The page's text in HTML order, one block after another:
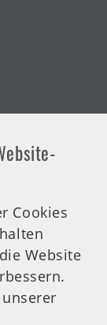
Cookies
Website